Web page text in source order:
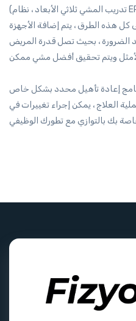
(تدريب المشي ثلاثي الأبعاد ، نظام EP-10) التي قد تكون مناسبة للمريض ،
كل هذه الطرق ، يتم إضافة الأجهزة
الضرورة ، بحيث تصل قدرة المريض
إعادة تأهيل محدد بشكل خاص
العلاج ، يمكن إجراء تغييرات في